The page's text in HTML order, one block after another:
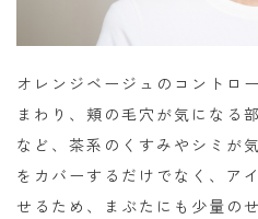
オレンジベージュのコントロ
まわり、頬の毛穴が気になる
など、茶系のくすみやシミが
をカバーするだけでなく、ア
せるため、まぶたにも少量の